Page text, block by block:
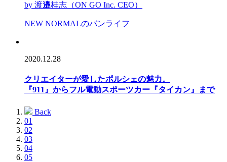
by 渡邉桂志（ON GO Inc. CEO）
NEW NORMALのバンライフ
2020.12.28
クリエイターが愛したポルシェの魅力。
『911』からフル電動スポーツカー『タイカン』まで
Back
01
02
03
04
05